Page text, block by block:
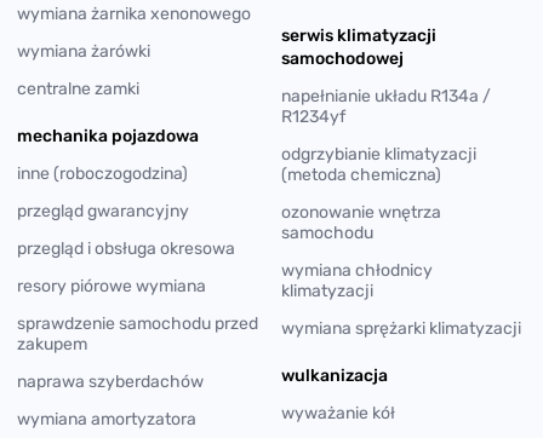
wymiana żarnika xenonowego
wymiana żarówki
centralne zamki
mechanika pojazdowa
inne (roboczogodzina)
przegląd gwarancyjny
przegląd i obsługa okresowa
resory piórowe wymiana
sprawdzenie samochodu przed
zakupem
naprawa szyberdachów
wymiana amortyzatora
serwis klimatyzacji
samochodowej
napełnianie układu R134a /
R1234yf
odgrzybianie klimatyzacji
(metoda chemiczna)
ozonowanie wnętrza
samochodu
wymiana chłodnicy
klimatyzacji
wymiana sprężarki klimatyzacji
wulkanizacja
wyważanie kół